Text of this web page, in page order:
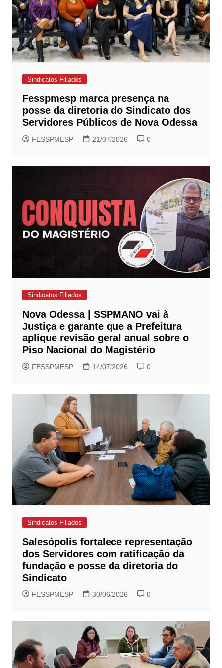
Sindicatos Filiados
Fesspmesp marca presença na
posse da diretoria do Sindicato dos
Servidores Públicos de Nova Odessa
FESSPMESP 21/07/2026 0
Sindicatos Filiados
Nova Odessa | SSPMANO vai à
Justiça e garante que a Prefeitura
aplique revisão geral anual sobre o
Piso Nacional do Magistério
FESSPMESP 14/07/2026 0
Sindicatos Filiados
Salesópolis fortalece representação
dos Servidores com ratificação da
fundação e posse da diretoria do
Sindicato
FESSPMESP 30/06/2026 0